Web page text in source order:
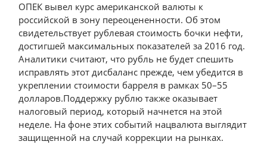
ОПЕК вывел курс американской валюты к
российской в зону переоцененности. Об этом
свидетельствует рублевая стоимость бочки нефти,
достигшей максимальных показателей за 2016 год.
Аналитики считают, что рубль не будет спешить
исправлять этот дисбаланс прежде, чем убедится в
укреплении стоимости барреля в рамках 50–55
долларов.Поддержку рублю также оказывает
налоговый период, который начнется на этой
неделе. На фоне этих событий нацвалюта выглядит
защищенной на случай коррекции на рынках.